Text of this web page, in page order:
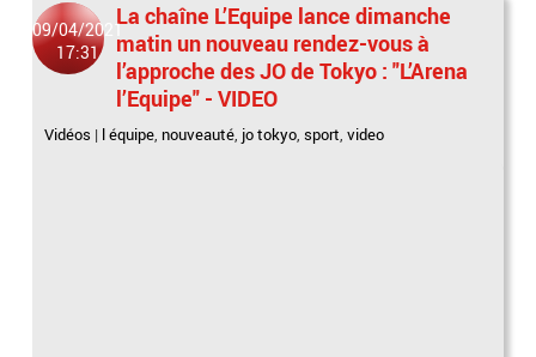
09/04/2021
17:31
La chaîne L’Equipe lance dimanche
matin un nouveau rendez-vous à
l’approche des JO de Tokyo : "L’Arena
l’Equipe" - VIDEO
Vidéos | l équipe, nouveauté, jo tokyo,sport,video